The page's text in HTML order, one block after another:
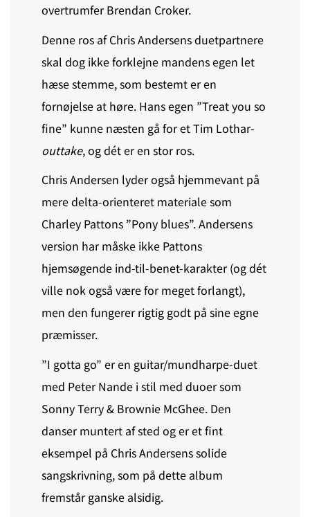
overtrumfer Brendan Croker.
Denne ros af Chris Andersens duetpartnere
skal dog ikke forklejne mandens egen let
hæse stemme, som bestemt er en
fornøjelse at høre. Hans egen ”Treat you so
fine” kunne næsten gå for et Tim Lothar-
outtake, og dét er en stor ros.
Chris Andersen lyder også hjemmevant på
mere delta-orienteret materiale som
Charley Pattons ”Pony blues”. Andersens
version har måske ikke Pattons
hjemsøgende ind-til-benet-karakter (og dét
ville nok også være for meget forlangt),
men den fungerer rigtig godt på sine egne
præmisser.
”I gotta go” er en guitar/mundharpe-duet
med Peter Nande i stil med duoer som
Sonny Terry & Brownie McGhee. Den
danser muntert af sted og er et fint
eksempel på Chris Andersens solide
sangskrivning, som på dette album
fremstår ganske alsidig.